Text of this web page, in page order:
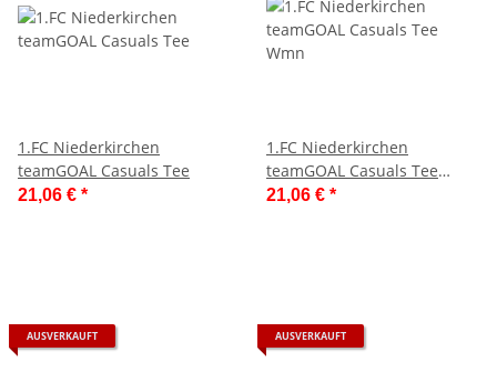
1.FC Niederkirchen
teamGOAL Casuals Tee
21,06 € *
1.FC Niederkirchen
teamGOAL Casuals Tee
Wmn
21,06 € *
AUSVERKAUFT AUSVERKAUFT